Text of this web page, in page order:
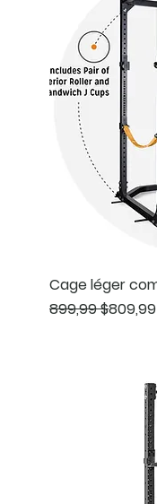
Cage léger
Prix original
899,99 $
Prix